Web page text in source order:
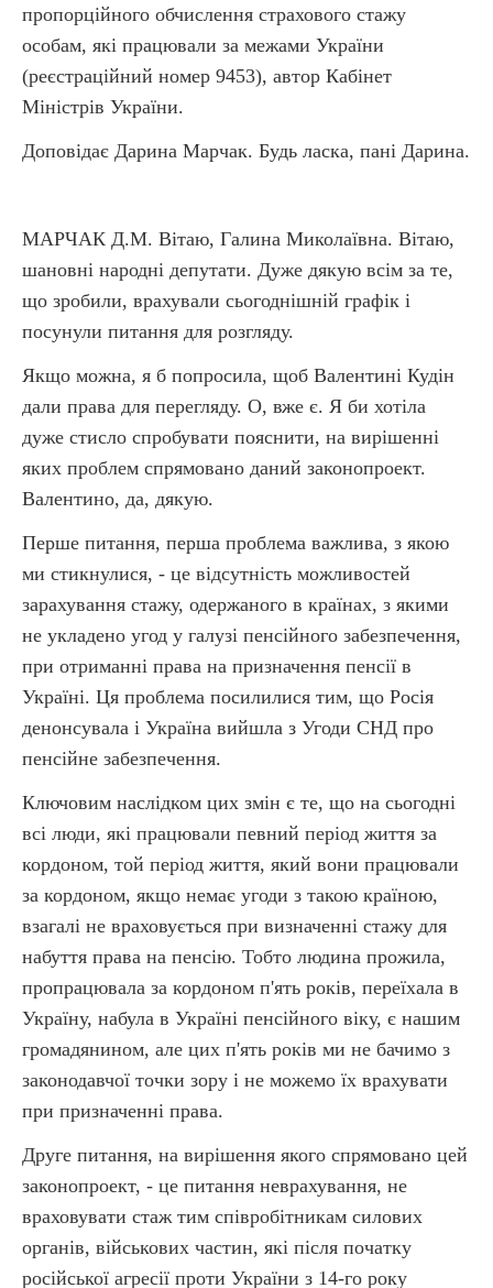
пропорційного обчислення страхового стажу
особам, які працювали за межами України
(реєстраційний номер 9453), автор Кабінет
Міністрів України.
Доповідає Дарина Марчак. Будь ласка, пані Дарина.
МАРЧАК Д.М. Вітаю, Галина Миколаївна. Вітаю,
шановні народні депутати. Дуже дякую всім за те,
що зробили, врахували сьогоднішній графік і
посунули питання для розгляду.
Якщо можна, я б попросила, щоб Валентині Кудін
дали права для перегляду. О, вже є. Я би хотіла
дуже стисло спробувати пояснити, на вирішенні
яких проблем спрямовано даний законопроект.
Валентино, да, дякую.
Перше питання, перша проблема важлива, з якою
ми стикнулися, - це відсутність можливостей
зарахування стажу, одержаного в країнах, з якими
не укладено угод у галузі пенсійного забезпечення,
при отриманні права на призначення пенсії в
Україні. Ця проблема посилилися тим, що Росія
денонсувала і Україна вийшла з Угоди СНД про
пенсійне забезпечення.
Ключовим наслідком цих змін є те, що на сьогодні
всі люди, які працювали певний період життя за
кордоном, той період життя, який вони працювали
за кордоном, якщо немає угоди з такою країною,
взагалі не враховується при визначенні стажу для
набуття права на пенсію. Тобто людина прожила,
пропрацювала за кордоном п'ять років, переїхала в
Україну, набула в Україні пенсійного віку, є нашим
громадянином, але цих п'ять років ми не бачимо з
законодавчої точки зору і не можемо їх врахувати
при призначенні права.
Друге питання, на вирішення якого спрямовано цей
законопроект, - це питання неврахування, не
враховувати стаж тим співробітникам силових
органів, військових частин, які після початку
російської агресії проти України з 14-го року